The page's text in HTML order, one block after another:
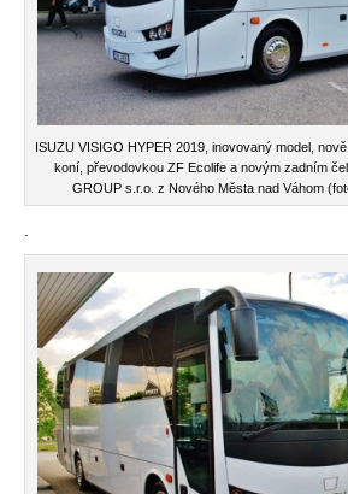
ISUZU VISIGO HYPER 2019, inovovaný model,
koní, převodovkou ZF Ecolife a novým zadním
GROUP s.r.o. z Nového Města nad Váhom